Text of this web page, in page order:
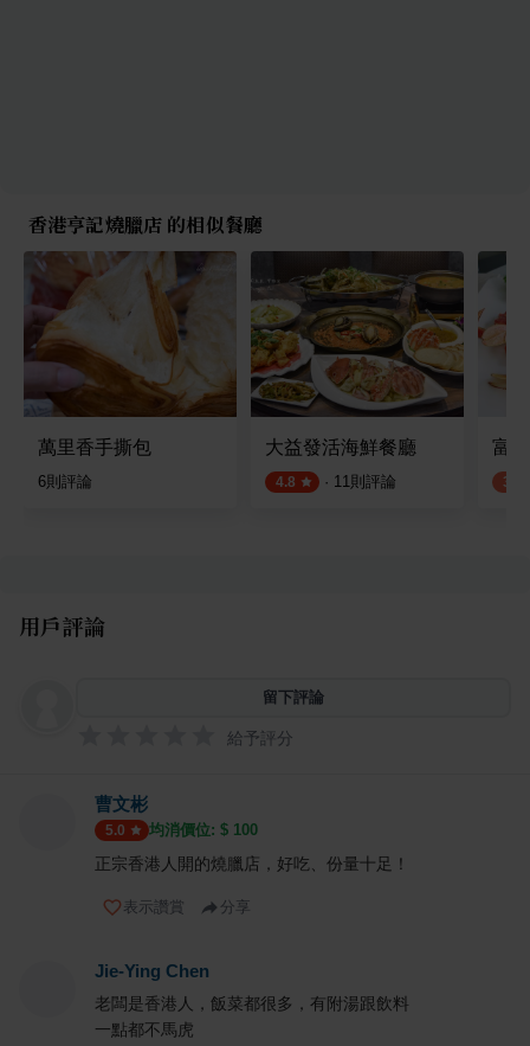
香港亨記燒臘店 的相似餐廳
萬里香手撕包
6則評論
大益發活海鮮餐廳
4.8 · 11則評論
富
3.5
用戶評論
留下評論
給予評分
曹文彬
5.0 均消價位: $ 100
正宗香港人開的燒臘店，好吃、份量十足！
表示讚賞 分享
Jie-Ying Chen
老闆是香港人，飯菜都很多，有附湯跟飲料
一點都不馬虎